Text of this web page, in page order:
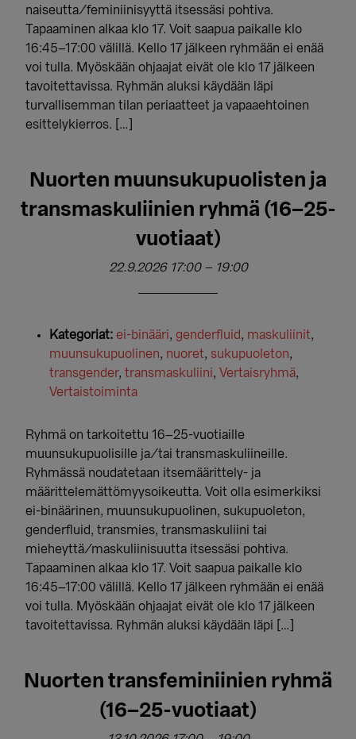
naiseutta/feminiinisyyttä itsessäsi pohtiva.
Tapaaminen alkaa klo 17. Voit saapua paikalle klo
16:45–17:00 välillä. Kello 17 jälkeen ryhmään ei enää
voi tulla. Myöskään ohjaajat eivät ole klo 17 jälkeen
tavoitettavissa. Ryhmän aluksi käydään läpi
turvallisemman tilan periaatteet ja vapaaehtoinen
esittelykierros. […]
Nuorten muunsukupuolisten ja
transmaskuliinien ryhmä (16–25-
vuotiaat)
22.9.2026 17:00– 19:00
Kategoriat: ei-binääri, genderfluid, maskuliinit,
muunsukupuolinen, nuoret, sukupuoleton,
transgender,transmaskuliini,Vertaisryhmä,
Vertaistoiminta
Ryhmä on tarkoitettu 16–25-vuotiaille
muunsukupuolisille ja/tai transmaskuliineille.
Ryhmässä noudatetaan itsemäärittely- ja
määrittelemättömyysoikeutta. Voit olla esimerkiksi
ei-binäärinen, muunsukupuolinen, sukupuoleton,
genderfluid, transmies, transmaskuliini tai
mieheyttä/maskuliinisuutta itsessäsi pohtiva.
Tapaaminen alkaa klo 17. Voit saapua paikalle klo
16:45–17:00 välillä. Kello 17 jälkeen ryhmään ei enää
voi tulla. Myöskään ohjaajat eivät ole klo 17 jälkeen
tavoitettavissa. Ryhmän aluksi käydään läpi […]
Nuorten transfeminiinien ryhmä
(16–25-vuotiaat)